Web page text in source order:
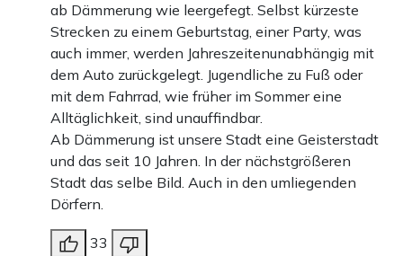
ab Dämmerung wie leergefegt. Selbst kürzeste
Strecken zu einem Geburtstag, einer Party, was
auch immer, werden Jahreszeitenunabhängig mit
dem Auto zurückgelegt. Jugendliche zu Fuß oder
mit dem Fahrrad, wie früher im Sommer eine
Alltäglichkeit, sind unauffindbar.
Ab Dämmerung ist unsere Stadt eine Geisterstadt
und das seit 10 Jahren. In der nächstgrößeren
Stadt das selbe Bild. Auch in den umliegenden
Dörfern.
33